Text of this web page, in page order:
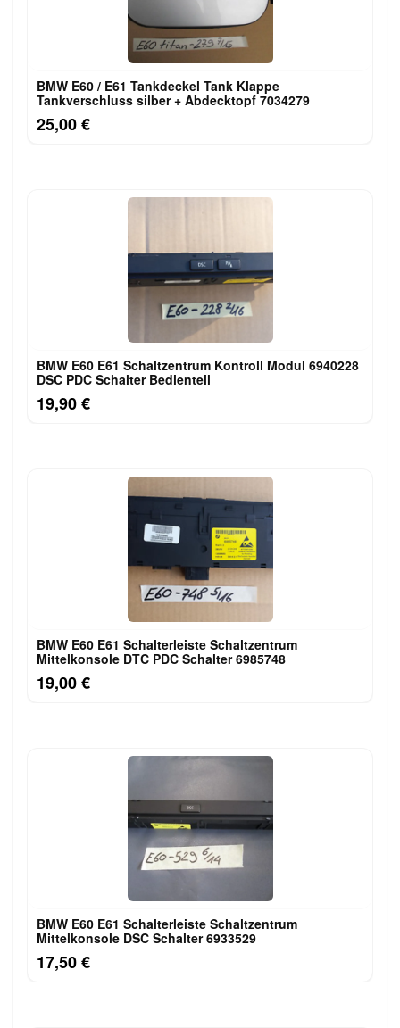
BMW E60 / E61 Tankdeckel Tank Klappe
Tankverschluss silber + Abdecktopf 7034279
25,00 €
BMW E60 E61 Schaltzentrum Kontroll Modul 6940228
DSC PDC Schalter Bedienteil
19,90 €
BMW E60 E61 Schalterleiste Schaltzentrum
Mittelkonsole DTC PDC Schalter 6985748
19,00 €
BMW E60 E61 Schalterleiste Schaltzentrum
Mittelkonsole DSC Schalter 6933529
17,50 €